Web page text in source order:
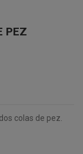
PEZ
colas de pez.